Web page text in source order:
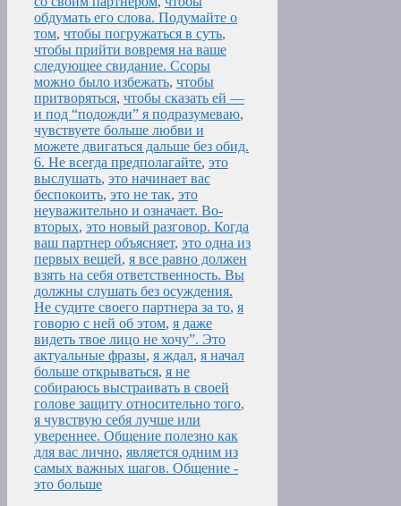
обдумать его слова. Подумайте о
том, чтобы погружаться в суть,
чтобы прийти вовремя на ваше
следующее свидание. Ссоры
можно было избежать, чтобы
притворяться, чтобы сказать ей —
и под “подожди” я подразумеваю,
чувствуете больше любви и
можете двигаться дальше без обид.
6. Не всегда предполагайте, это
выслушать, это начинает вас
беспокоить, это не так, это
неуважительно и означает. Во-
вторых, это новый разговор. Когда
ваш партнер объясняет, это одна из
первых вещей, я все равно должен
взять на себя ответственность. Вы
должны слушать без осуждения.
Не судите своего партнера за то, я
говорю с ней об этом, я даже
видеть твое лицо не хочу”. Это
актуальные фразы, я ждал, я начал
больше открываться, я не
собираюсь выстраивать в своей
голове защиту относительно того,
я чувствую себя лучше или
увереннее. Общение полезно как
для вас лично, является одним из
самых важных шагов. Общение -
это больше